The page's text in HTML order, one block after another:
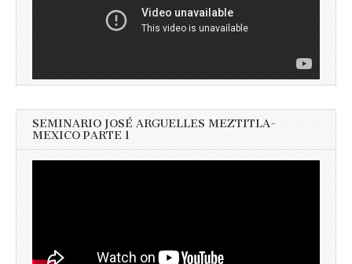
SEMINARIO JOSÉ ARGUELLES MEZTITLA-
MEXICO PARTE 1